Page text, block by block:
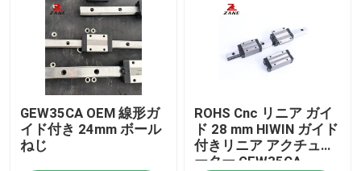
GEW35CA OEM 線形ガ
イド付き 24mm ボール
ねじ
ROHS Cnc リニア ガイ
ド 28 mm HIWIN ガイド
付きリニア アクチュエ
ーター GEW35CA